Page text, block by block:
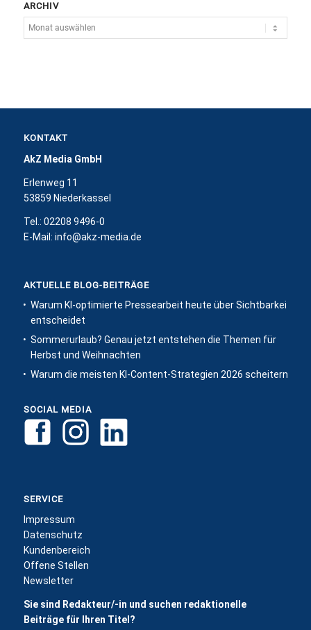
ARCHIV
KONTAKT
AkZ Media GmbH
Erlenweg 11
53859 Niederkassel
Tel.: 02208 9496-0
E-Mail: info@akz-media.de
AKTUELLE BLOG-BEITRÄGE
Warum KI-optimierte Pressearbeit heute über Sichtbarkeit
entscheidet
Sommerurlaub? Genau jetzt entstehen die Themen für
Herbst und Weihnachten
Warum die meisten KI-Content-Strategien 2026 scheitern
SOCIAL MEDIA
SERVICE
Impressum
Datenschutz
Kundenbereich
Offene Stellen
Newsletter
Sie sind Redakteur/-in und suchen redaktionelle
Beiträge für Ihren Titel?